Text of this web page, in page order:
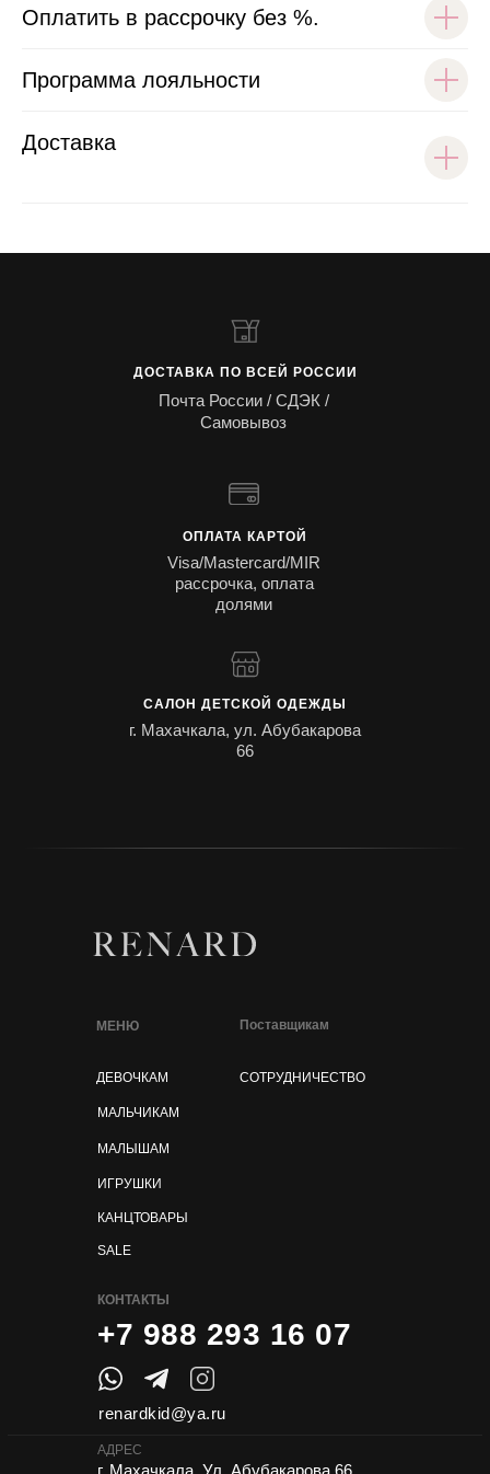
Оплатить в рассрочку без %.
Программа лояльности
Доставка
ОПЛАТА КАРТОЙ
Visa/Mastercard/MIR
рассрочка, оплата
долями
ДОСТАВКА ПО ВСЕЙ РОССИИ
Почта России / СДЭК /
Самовывоз
САЛОН ДЕТСКОЙ ОДЕЖДЫ
г. Махачкала, ул. Абубакарова
66
МЕНЮ
ДЕВОЧКАМ
МАЛЬЧИКАМ
МАЛЫШАМ
ИГРУШКИ
КАНЦТОВАРЫ
КОНТАКТЫ
+7 988 293 16 07
Поставщикам
renardkid@ya.ru
АДРЕС
г. Махачкала, Ул. Абубакарова 66
СОТРУДНИЧЕСТВО
SALE